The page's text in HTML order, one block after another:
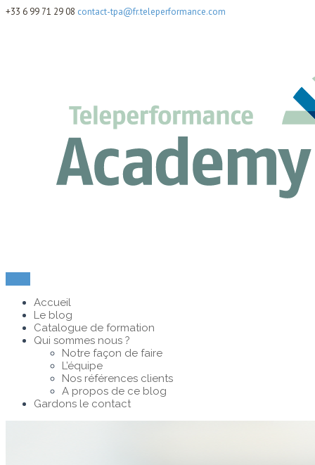
+33 6 99 71 29 08 contact-tpa@fr.teleperformance.com
Accueil
Le blog
Catalogue de formation
Qui sommes nous ?
Notre façon de faire
L’équipe
Nos références clients
A propos de ce blog
Gardons le contact